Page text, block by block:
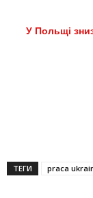
У Польщі
ТЕГИ praca